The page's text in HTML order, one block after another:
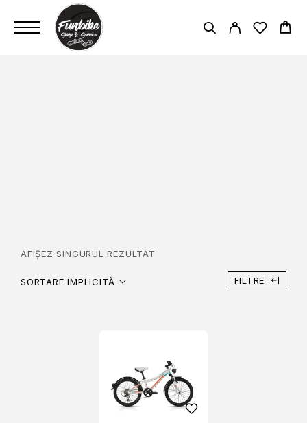
AFIȘEZ SINGURUL REZULTAT
SORTARE IMPLICITĂ FILTRE